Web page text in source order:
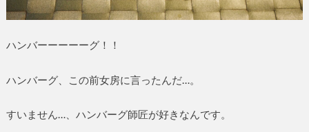
ハンバーーーーーグ！！
ハンバーグ、この前女房に言ったんだ…。
すいません…、ハンバーグ師匠が好きなんです。